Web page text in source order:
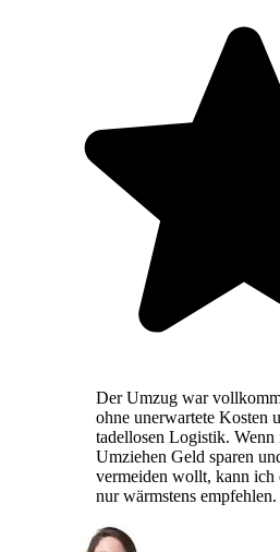
Der Umzug war
ohne unerwartete Kosten
tadellosen Logistik. Wenn
Umziehen Geld sparen
vermeiden wollt, kann ich
nur wärmstens empfehlen.